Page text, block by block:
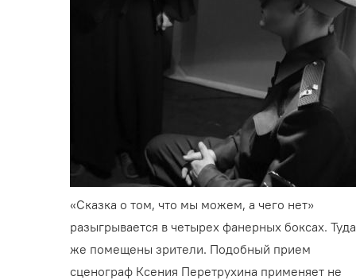
«Сказка о том, что мы можем, а чего нет»
разыгрывается в четырех фанерных боксах. Туда
же помещены зрители. Подобный прием
сценограф Ксения Перетрухина применяет не